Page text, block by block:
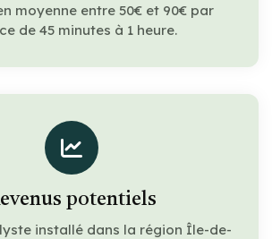
moyenne entre 50€ et 90€ par
de 45 minutes à 1 heure.
potentiels
installé dans la région Île-de-